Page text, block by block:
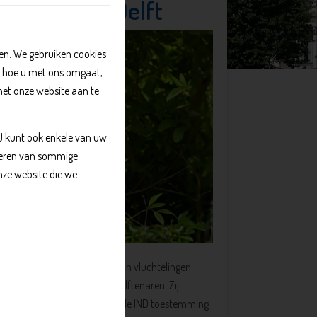
We gebruiken cookies
u met ons omgaat,
onze website aan te
kunt ook enkele van uw
van sommige
website die we
Delft
van gezinnen van vluchtelingen
donaties en giften van Delftenaren. Zij
zijn komen wonen en van de IND toestemming